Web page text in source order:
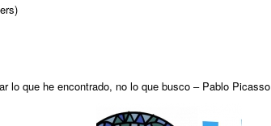
lo que he encontrado, no lo que busco – Pablo Picasso